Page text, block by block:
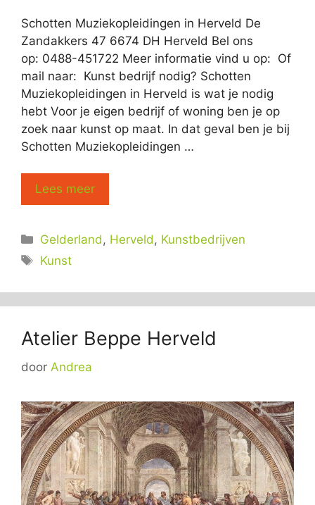
Schotten Muziekopleidingen in Herveld De
Zandakkers 47 6674 DH Herveld Bel ons
op: 0488-451722 Meer informatie vind u op: Of
mail naar: Kunst bedrijf nodig? Schotten
Muziekopleidingen in Herveld is wat je nodig
hebt Voor je eigen bedrijf of woning ben je op
zoek naar kunst op maat. In dat geval ben je bij
Schotten Muziekopleidingen …
Lees meer
Categorieën
Gelderland, Herveld, Kunstbedrijven
Tags
Kunst
Atelier Beppe Herveld
door Andrea